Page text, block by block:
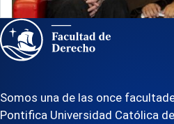
Somos una de las once
Pontifica Universidad Católica